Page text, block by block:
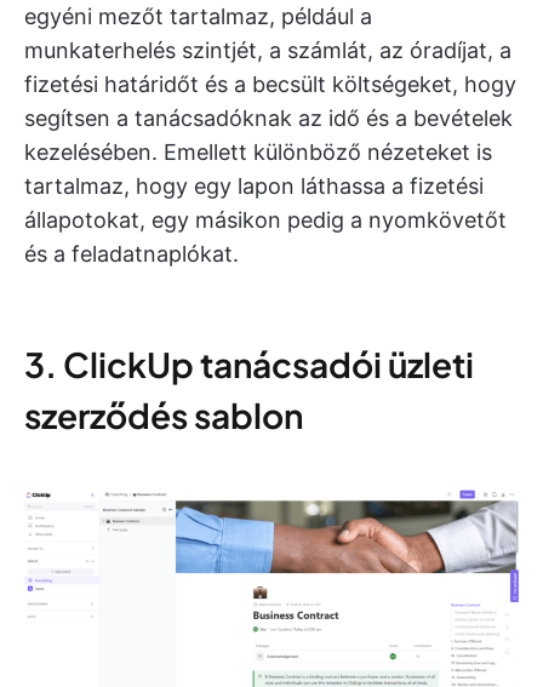
egyéni mezőt tartalmaz, például a
munkaterhelés szintjét, a számlát, az óradíjat, a
fizetési határidőt és a becsült költségeket, hogy
segítsen a tanácsadóknak az idő és a bevételek
kezelésében. Emellett különböző nézeteket is
tartalmaz, hogy egy lapon láthassa a fizetési
állapotokat, egy másikon pedig a nyomkövetőt
és a feladatnaplókat.
3. ClickUp tanácsadói üzleti
szerződés sablon